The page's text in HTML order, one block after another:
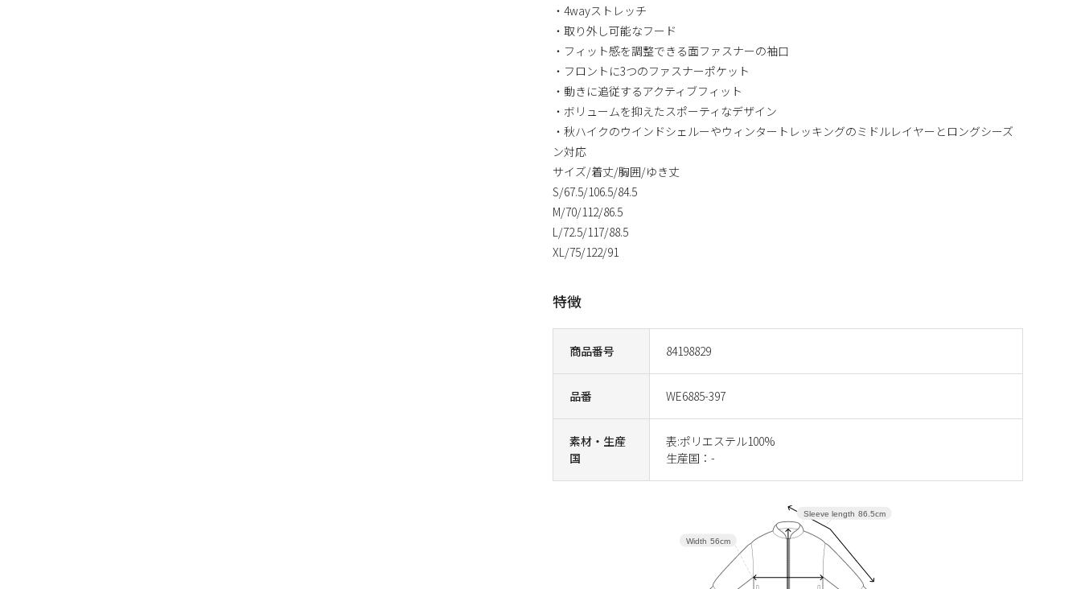
商品番号 84198829
品番 WE6885-397
素材・生産
国
表:ポリエステル100%
生産国：-
・4wayストレッチ
・取り外し可能なフード
・フィット感を調整できる面ファスナーの袖口
・フロントに3つのファスナーポケット
・動きに追従するアクティブフィット
・ボリュームを抑えたスポーティなデザイン
・秋ハイクのウインドシェルーやウィンタートレッキングのミドルレイヤーとロングシーズ
ン対応
サイズ/着丈/胸囲/ゆき丈
S/67.5/106.5/84.5
M/70/112/86.5
L/72.5/117/88.5
XL/75/122/91
特徴
Sleeve length 86.5cm
Width 56cm